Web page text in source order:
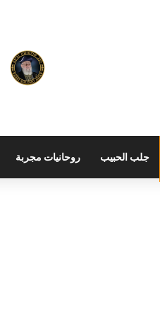
جلب الحبيب روحانيات مجربة